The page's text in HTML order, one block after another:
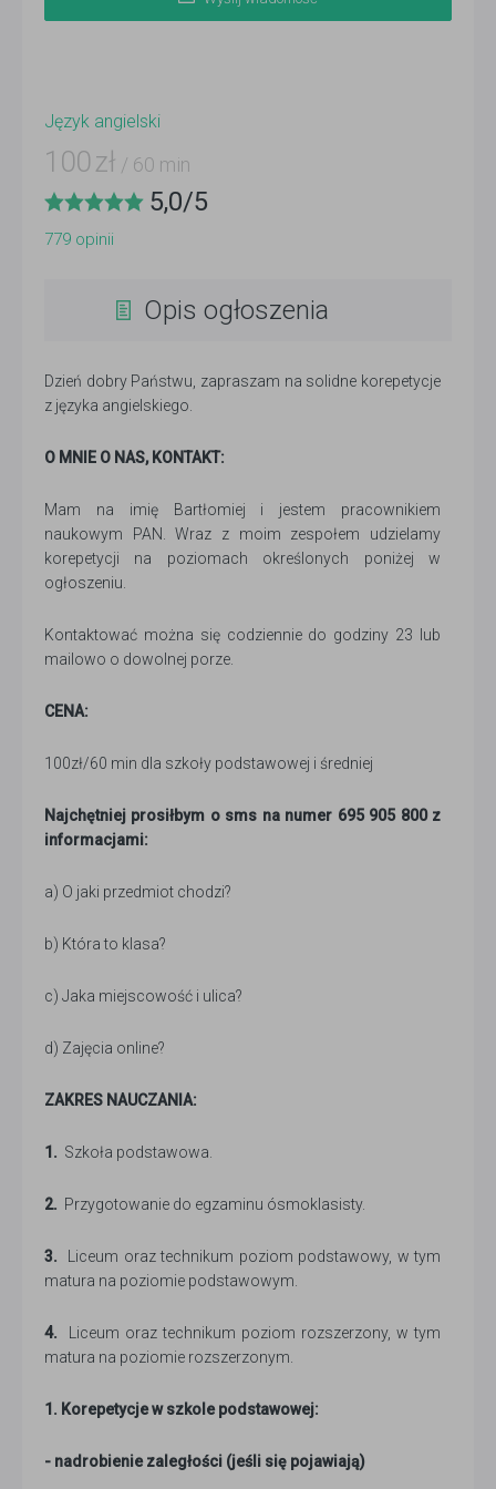
Język angielski
100 zł / 60 min
5,0/5
779 opinii
Opis ogłoszenia
Dzień dobry Państwu, zapraszam na solidne korepetycje
z języka angielskiego.
O MNIE O NAS, KONTAKT:
Mam na imię Bartłomiej i jestem pracownikiem
naukowym PAN. Wraz z moim zespołem udzielamy
korepetycji na poziomach określonych poniżej w
ogłoszeniu.
Kontaktować można się codziennie do godziny 23 lub
mailowo o dowolnej porze.
CENA:
100zł/60 min dla szkoły podstawowej i średniej
Najchętniej prosiłbym o sms na numer 695 905 800 z
informacjami:
a) O jaki przedmiot chodzi?
b) Która to klasa?
c) Jaka miejscowość i ulica?
d) Zajęcia online?
ZAKRES NAUCZANIA:
1. Szkoła podstawowa.
2. Przygotowanie do egzaminu ósmoklasisty.
3. Liceum oraz technikum poziom podstawowy, w tym
matura na poziomie podstawowym.
4. Liceum oraz technikum poziom rozszerzony, w tym
matura na poziomie rozszerzonym.
1. Korepetycje w szkole podstawowej:
- nadrobienie zaległości (jeśli się pojawiają)